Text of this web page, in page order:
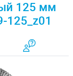
125 мм
125_z01